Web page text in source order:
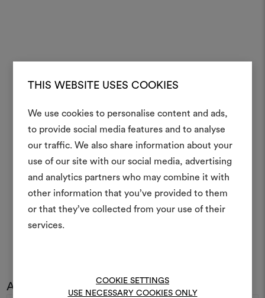
THIS WEBSITE USES COOKIES
We use cookies to personalise content and ads,
to provide social media features and to analyse
our traffic. We also share information about your
use of our site with our social media, advertising
and analytics partners who may combine it with
other information that you’ve provided to them
or that they’ve collected from your use of their
services.
COOKIE SETTINGS
USE NECESSARY COOKIES ONLY
Abonnieren Sie unseren Newsletter
Ein
erstellen
Ein interaktives Tool, mit
Ideen zum Leben
anderen teilen können,